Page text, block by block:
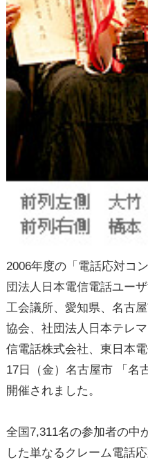
2006年度の「電話応対コ
団法人日本電信電話ユー
工会議所、愛知県、名古
協会、社団法人日本テレ
信電話株式会社、東日本
17日（金）名古屋市 「名
開催されました。
全国7,311名の参加者の中
した単なるクレーム電話